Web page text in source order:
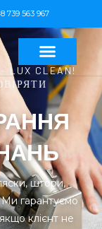
739 563 967
CLEAN!
штори,
Ми гарантуємо
клієнт не